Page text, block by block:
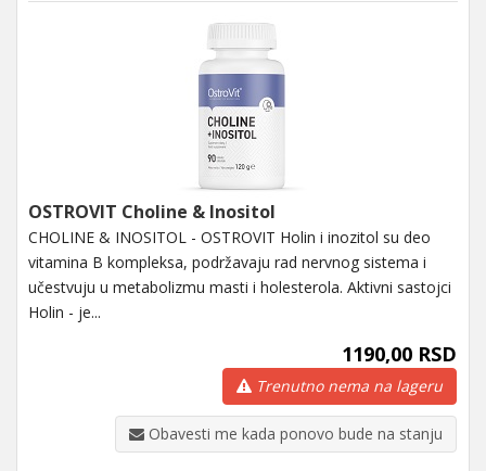
OSTROVIT Choline & Inositol
CHOLINE & INOSITOL - OSTROVIT Holin i inozitol su deo
vitamina B kompleksa, podržavaju rad nervnog sistema i
učestvuju u metabolizmu masti i holesterola. Aktivni sastojci
Holin - je...
1190,00 RSD
Trenutno nema na lageru
Obavesti me kada ponovo bude na stanju